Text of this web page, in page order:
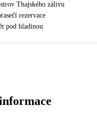
Thajského zálivu
rezervace
pod hladinou